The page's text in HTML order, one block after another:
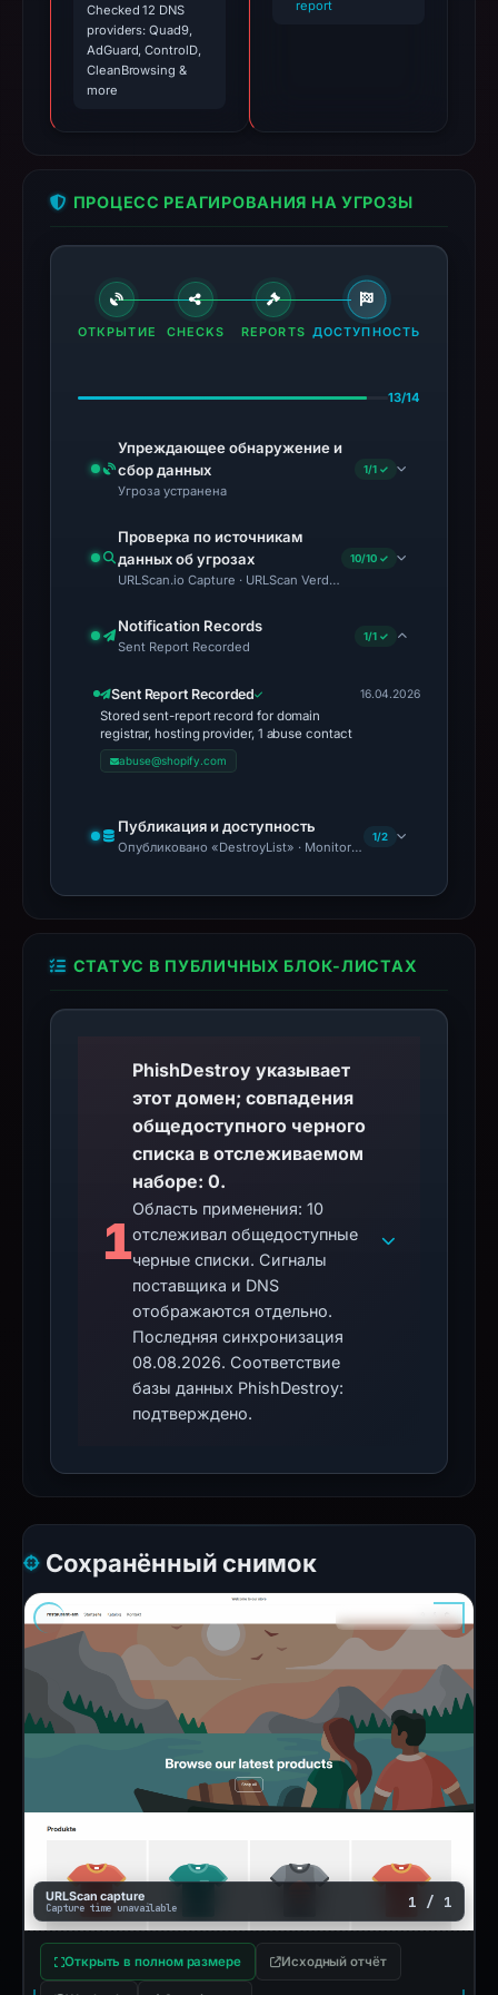
Checked 12 DNS
providers: Quad9,
AdGuard, ControlD,
CleanBrowsing &
more
report
ПРОЦЕСС РЕАГИРОВАНИЯ НА УГРОЗЫ
ОТКРЫТИЕ CHECKS REPORTS ДОСТУПНОСТЬ
13/14
Упреждающее обнаружение и
сбор данных
Угроза устранена
1/1 ✓
Проверка по источникам
данных об угрозах
URLScan.io Capture · URLScan Verdict · Cloudflare Radar
10/10 ✓
Notification Records
Sent Report Recorded
1/1 ✓
Sent Report Recorded
Stored sent-report record for domain
registrar, hosting provider, 1 abuse contact
abuse@shopify.com
16.04.2026
Публикация и доступность
Опубликовано «DestroyList» · Monitoring Continues
1/2
СТАТУС В ПУБЛИЧНЫХ БЛОК-ЛИСТАХ
1
PhishDestroy указывает
этот домен; совпадения
общедоступного черного
списка в отслеживаемом
наборе: 0.
Область применения: 10
отслеживал общедоступные
черные списки. Сигналы
поставщика и DNS
отображаются отдельно.
Последняя синхронизация
08.08.2026. Соответствие
базы данных PhishDestroy:
подтверждено.
Сохранённый снимок
URLScan capture
Capture time unavailable 1 / 1
Открыть в полном размере Исходный отчёт